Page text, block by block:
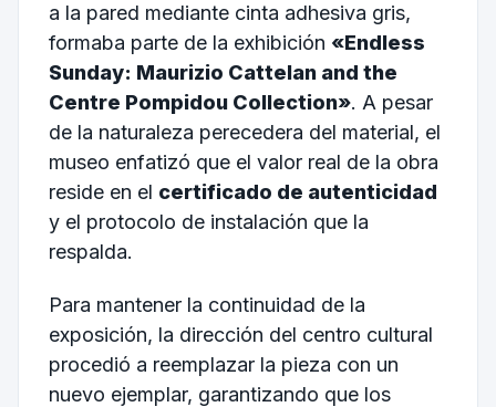
a la pared mediante cinta adhesiva gris,
formaba parte de la exhibición «Endless
Sunday: Maurizio Cattelan and the
Centre Pompidou Collection». A pesar
de la naturaleza perecedera del material, el
museo enfatizó que el valor real de la obra
reside en el certificado de autenticidad
y el protocolo de instalación que la
respalda.
Para mantener la continuidad de la
exposición, la dirección del centro cultural
procedió a reemplazar la pieza con un
nuevo ejemplar, garantizando que los